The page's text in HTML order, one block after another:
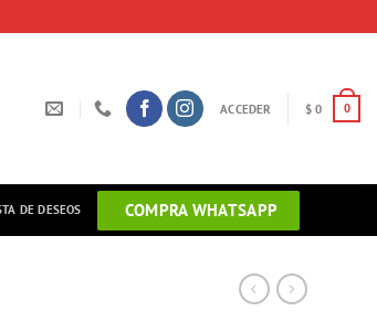
ACCEDER $0 0
DE DESEOS COMPRA WHATSAPP